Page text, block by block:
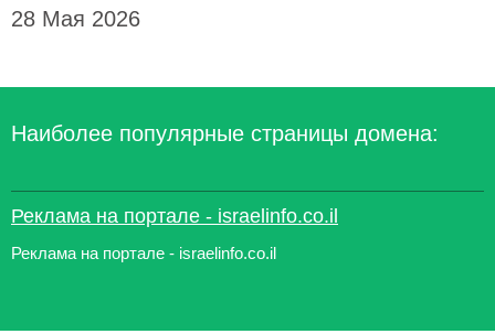
28 Мая 2026
Наиболее популярные страницы домена:
Реклама на портале - israelinfo.co.il
Реклама на портале - israelinfo.co.il